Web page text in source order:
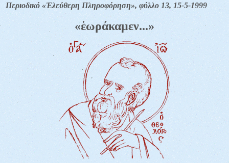
Περιοδικό «Ἐλεύθερη Πληροφόρηση», φύλλο 13, 15-5-1999
«ἑωράκαμεν...»